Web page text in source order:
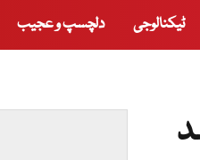
ٹیکنالوجی دلچسپ و عجیب